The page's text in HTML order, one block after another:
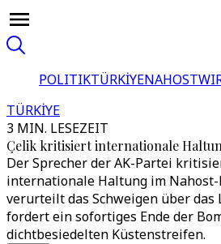
POLITIKTÜRKİYENAHOST
TÜRKİYE
3 MIN. LESEZEIT
Çelik kritisiert internationale
Der Sprecher der AK-Partei
internationale Haltung im
verurteilt das Schweigen über das
fordert ein sofortiges Ende der
dichtbesiedelten Küstenstreifen.